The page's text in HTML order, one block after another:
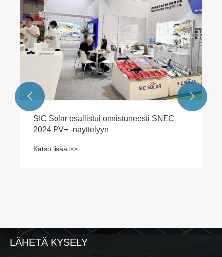
miksi ne ovat ihanteellisia nykyaikaisiin
rakennuksiin?
Katso lisää >>
 
LÄHETÄ KYSELY